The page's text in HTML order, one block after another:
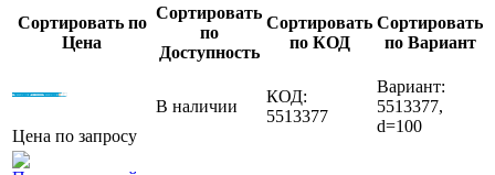
Сортировать по
Цена
Сортировать
по
Доступность
Сортировать
по КОД
Сортировать
по Вариант
Цена по запросу
В наличии
КОД:
5513377
Вариант:
5513377,
d=100